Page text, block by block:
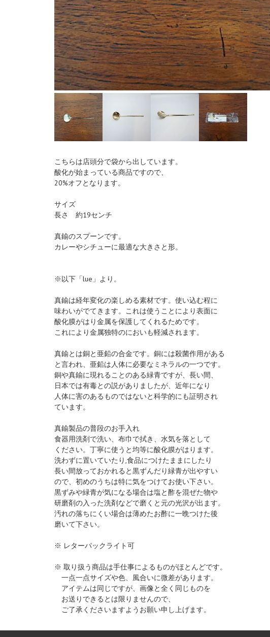
こちらは店頭分で袋から出しています。
酸化が始まっている商品ですので、
20%オフとなります。
サイズ
長さ 約19センチ
真鍮のスプーンです。
カレーやシチューに最適な大きさと形。
※以下「lue」より。
真鍮は経年変化の楽しめる素材です。使い込む程に
味わいがでてきます。これは使うことにより表面に
酸化膜がはり金属を保護してくれるためです。
これにより金属独特のにおいも軽減されます。
真鍮とは銅と亜鉛の合金です。銅には殺菌作用がある
と言われ、亜鉛は人体に必要なミネラルの一つです。
銅や真鍮に現れることのある緑青ですが、長い間、
日本では有毒との説がありましたが、近年になり
人体に害のあるものではないと科学的にも証明され
ています。
真鍮製品の普段のお手入れ
食器用洗剤で洗い、布巾で拭き、水気を落として
ください。丁寧に使うと均等に酸化膜がはります。
洗わずに置いていたり,食品につけたままにしたり
長い間放っておかれると黒ずんだり緑青が出やすい
ので、初めのうちは特に気をつけてお使い下さい。
黒ずみや緑青が気になる場合は塩と酢を混ぜた物や
研磨剤の入った洗剤などで磨くと元の光沢が出ます。
汚れの落ちにくい場合は薄めたお酢に一晩つけた後
磨いて下さい。
※ レターパックライト可
※ 取り扱う商品は手仕事によるものがほとんどです。
一点一点サイズや色、風合いに微差があります。
アイテムは同じですが、画像と全く同じものを
お送りできるとは限りませんので、
ご了承くださいますようお願い申し上げます。